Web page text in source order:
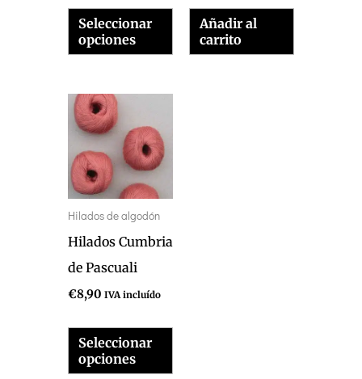
Seleccionar
opciones
Añadir al
carrito
Hilados de algodón
Hilados Cumbria
de Pascuali
€8,90 IVA incluído
Seleccionar
opciones